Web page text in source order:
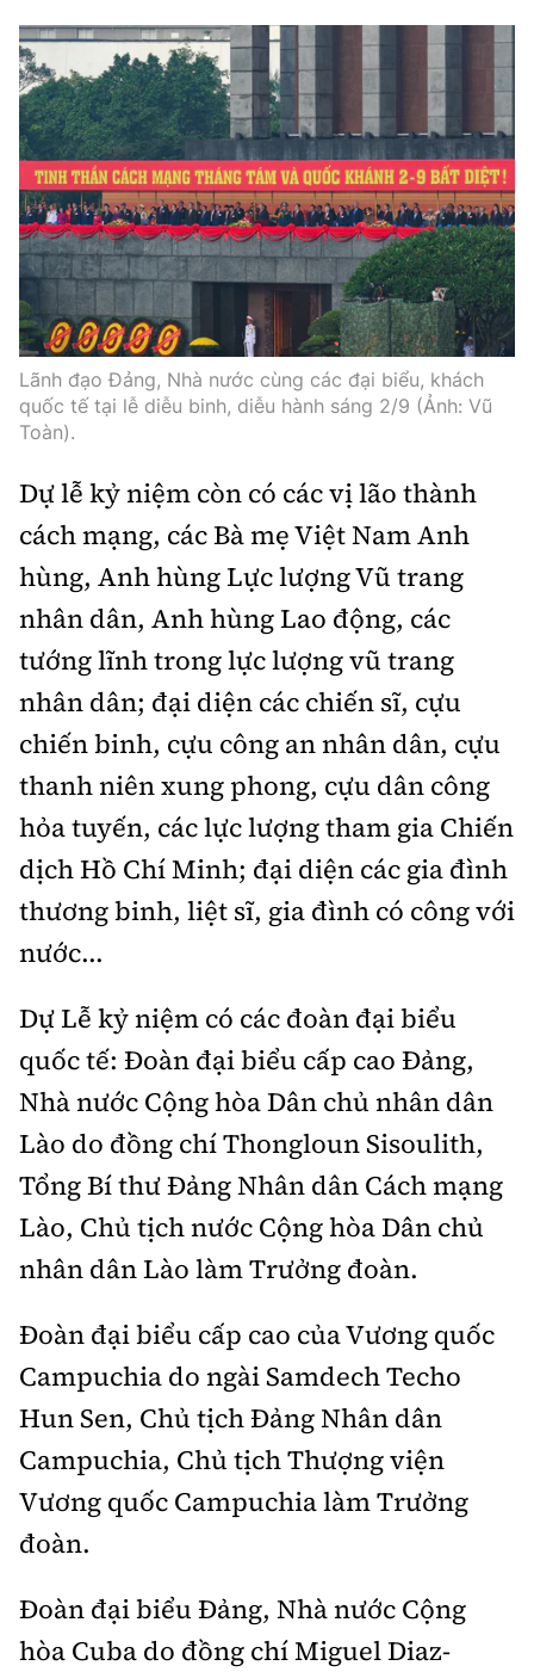
Lãnh đạo Đảng, Nhà nước cùng các đại biểu, khách
quốc tế tại lễ diễu binh, diễu hành sáng 2/9 (Ảnh: Vũ
Toàn).
Dự lễ kỷ niệm còn có các vị lão thành
cách mạng, các Bà mẹ Việt Nam Anh
hùng, Anh hùng Lực lượng Vũ trang
nhân dân, Anh hùng Lao động, các
tướng lĩnh trong lực lượng vũ trang
nhân dân; đại diện các chiến sĩ, cựu
chiến binh, cựu công an nhân dân, cựu
thanh niên xung phong, cựu dân công
hỏa tuyến, các lực lượng tham gia Chiến
dịch Hồ Chí Minh; đại diện các gia đình
thương binh, liệt sĩ, gia đình có công với
nước...
Dự Lễ kỷ niệm có các đoàn đại biểu
quốc tế: Đoàn đại biểu cấp cao Đảng,
Nhà nước Cộng hòa Dân chủ nhân dân
Lào do đồng chí Thongloun Sisoulith,
Tổng Bí thư Đảng Nhân dân Cách mạng
Lào, Chủ tịch nước Cộng hòa Dân chủ
nhân dân Lào làm Trưởng đoàn.
Đoàn đại biểu cấp cao của Vương quốc
Campuchia do ngài Samdech Techo
Hun Sen, Chủ tịch Đảng Nhân dân
Campuchia, Chủ tịch Thượng viện
Vương quốc Campuchia làm Trưởng
đoàn.
Đoàn đại biểu Đảng, Nhà nước Cộng
hòa Cuba do đồng chí Miguel Diaz-